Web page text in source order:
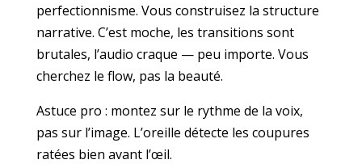
perfectionnisme. Vous construisez la structure
narrative. C’est moche, les transitions sont
brutales, l’audio craque — peu importe. Vous
cherchez le flow, pas la beauté.
Astuce pro : montez sur le rythme de la voix,
pas sur l’image. L’oreille détecte les coupures
ratées bien avant l’œil.